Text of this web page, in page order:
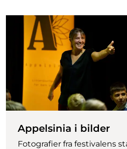
Appelsinia i bilder
Fotografier fra festivalens